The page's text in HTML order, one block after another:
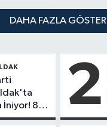
DAHA FAZLA GÖSTER
İniyor! 8
2